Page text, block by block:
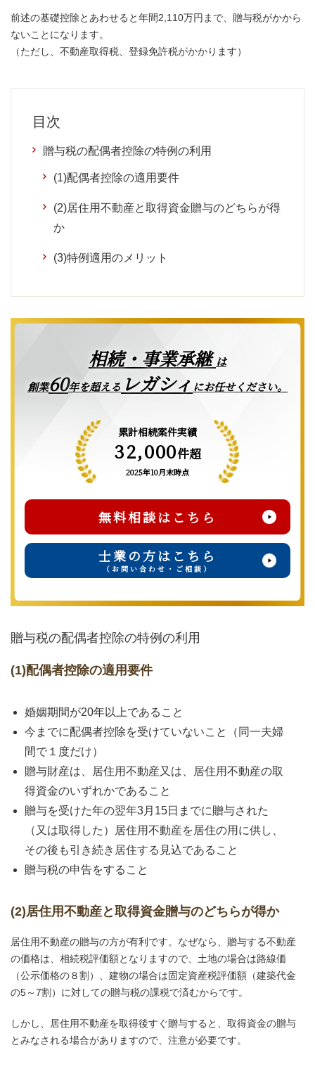
前述の基礎控除とあわせると年間2,110万円まで、贈与税がかから
ないことになります。
（ただし、不動産取得税、登録免許税がかかります）
目次
贈与税の配偶者控除の特例の利用
(1)配偶者控除の適用要件
(2)居住用不動産と取得資金贈与のどちらが得
か
(3)特例適用のメリット
相続・事業承継は
創業60年を超える レガシィ にお任せください。
累計相続案件実績
32,000件超
2025年10月末時点
無料相談はこちら
士業の方はこちら
（お問い合わせ・ご相談）
贈与税の配偶者控除の特例の利用
(1)配偶者控除の適用要件
婚姻期間が20年以上であること
今までに配偶者控除を受けていないこと（同一夫婦
間で１度だけ）
贈与財産は、居住用不動産又は、居住用不動産の取
得資金のいずれかであること
贈与を受けた年の翌年3月15日までに贈与された
（又は取得した）居住用不動産を居住の用に供し、
その後も引き続き居住する見込であること
贈与税の申告をすること
(2)居住用不動産と取得資金贈与のどちらが得か
居住用不動産の贈与の方が有利です。なぜなら、贈与する不動産
の価格は、相続税評価額となりますので、土地の場合は路線価
（公示価格の８割）、建物の場合は固定資産税評価額（建築代金
の5～7割）に対しての贈与税の課税で済むからです。
しかし、居住用不動産を取得後すぐ贈与すると、取得資金の贈与
とみなされる場合がありますので、注意が必要です。